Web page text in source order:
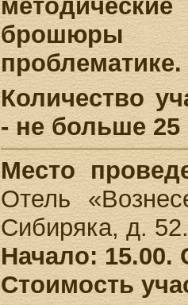
брошюры
проблематике.
Количество
- не больше 25
Место
Отель
Сибиряка, д.
Начало: 15.00.
Стоимость